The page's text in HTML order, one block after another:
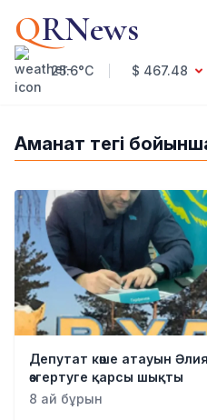
QRNews
25.6°C $ 467.48
Мәдениет
Саясат
Технология
Экономика
Әлемде
Қоғам
Білім және Ғылым
Спорт
Ауа райы
Денсаулық
Аманат тегі
Депутат көше атауын
өзгертуге қарсы шықты
8 ай бұрын